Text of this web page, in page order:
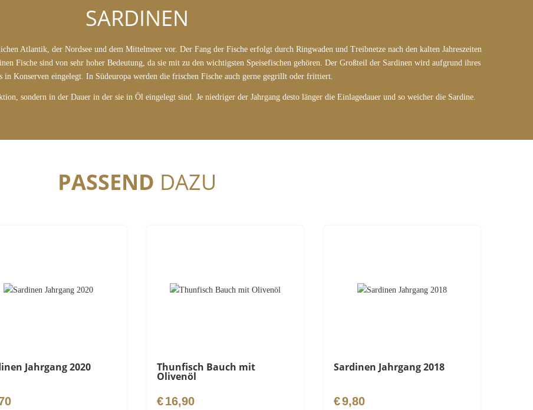
SARDINEN
Atlantik, der Nordsee und dem Mittelmeer vor. Der Fang der Fische erfolgt durch Ringwaden und Treibnetze nach den kalten Jahreszeiten
Fische sind von sehr hoher Bedeutung, da sie mit zu den wichtigsten Speisefischen gehören. Der Großteil der Sardinen wird aufgrund ihres
in Konserven eingelegt. In Südeuropa werden die frischen Fische auch gerne gegrillt oder frittiert.
sondern in der Dauer in der sie in Öl eingelegt sind. Je niedriger der Jahrgang desto länger die Einlagedauer und so weicher die Sardine.
PASSEND DAZU
Jahrgang 2020 Thunfisch Bauch mit
Olivenöl
€16,90
Sardinen Jahrgang 2018
€9,80